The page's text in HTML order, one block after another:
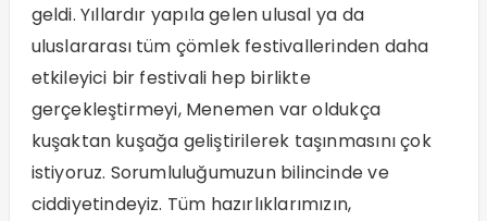
geldi. Yıllardır yapıla gelen ulusal ya da
uluslararası tüm çömlek festivallerinden daha
etkileyici bir festivali hep birlikte
gerçekleştirmeyi, Menemen var oldukça
kuşaktan kuşağa geliştirilerek taşınmasını çok
istiyoruz. Sorumluluğumuzun bilincinde ve
ciddiyetindeyiz. Tüm hazırlıklarımızın,